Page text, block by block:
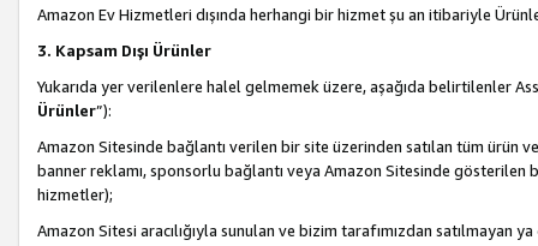
Amazon Ev Hizmetleri dışında herhangi bir hizmet şu an itibariyle
3. Kapsam Dışı Ürünler
Yukarıda yer verilenlere halel gelmemek üzere, aşağıda belirtilenler
Ürünler”):
Amazon Sitesinde bağlantı verilen bir site üzerinden satılan tüm ürün
banner reklamı, sponsorlu bağlantı veya Amazon Sitesinde gösterilen
hizmetler);
Amazon Sitesi aracılığıyla sunulan ve bizim tarafımızdan satılmayan